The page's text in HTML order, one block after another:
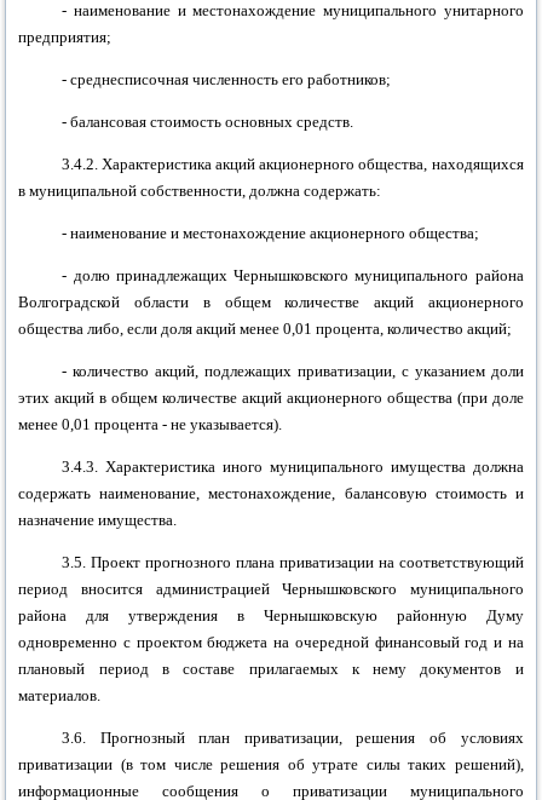
- наименование и местонахождение муниципального унитарного
предприятия;
- среднесписочная численность его работников;
- балансовая стоимость основных средств.
3.4.2. Характеристика акций акционерного общества, находящихся
в муниципальной собственности, должна содержать:
- наименование и местонахождение акционерного общества;
- долю принадлежащихЧернышковского муниципального района
Волгоградской области в общем количестве акций акционерного
общества либо, если доля акций менее 0,01 процента, количество акций;
- количество акций, подлежащих приватизации, с указанием доли
этих акций в общем количестве акций акционерного общества (при доле
менее 0,01 процента - не указывается).
3.4.3. Характеристика иного муниципального имущества должна
содержать наименование, местонахождение, балансовую стоимость и
назначение имущества.
3.5. Проект прогнозного плана приватизации на соответствующий
период вносится администрациейЧернышковского муниципального
района для утверждения в Чернышковскую районную Думу
одновременно с проектом бюджета на очередной финансовый год и на
плановый период в составе прилагаемых к нему документов и
материалов.
3.6. Прогнозный план приватизации, решения об условиях
приватизации (в том числе решения об утрате силы таких решений),
информационные сообщения о приватизации муниципального